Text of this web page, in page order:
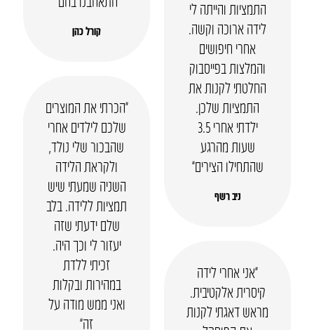
קורל כהן
התמציות והייתה לי
לידה ארוכה וקשה.
אחרי חיפושים
והמלצות בפייסבוק
החלטתי לקנות את
התמציות שלכן.
ילדתי אחרי 3.5
שעות מהרגע
שהתחילו הצירים”
ניב רשף
“הכרתי את המוצרים
שלכם לילדים אחרי
שהבכור שלי נולד,
ולקראת הלידה
השניה שמעתי שיש
תמציות ללידה. בלב
שלם ידעתי שזה
יעזור לי וכך היה.
זכיתי ללדת
במהירות ובקלות
ואני ממש מודה על
זה”
“אני אחרי לידה
קיסרית אלקטיבית.
מראש דאגתי לקנות